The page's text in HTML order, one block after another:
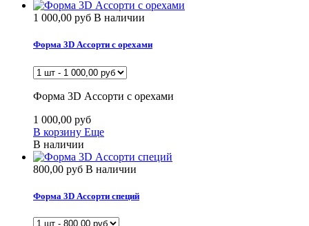
1 000,00 руб В наличии
Форма 3D Ассорти с орехами
Форма 3D Ассорти с орехами
1 000,00 руб
В корзину Еще
В наличии
800,00 руб В наличии
Форма 3D Ассорти специй